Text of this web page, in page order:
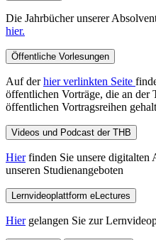
Die Jahrbücher unserer
hier.
Öffentliche Vorlesungen
Auf derhier verlinkten Seite
öffentlichen Vorträge, die an
öffentlichen Vortragsreihen
Videos und Podcast der THB
Hierfinden Sie unsere digitalten
unseren Studienangeboten
Lernvideoplattform eLectures
Hiergelangen Sie zur